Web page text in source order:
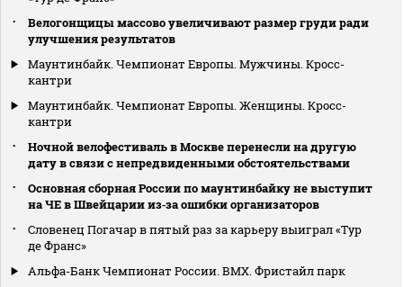
Велогонщицы массово увеличивают размер груди ради
улучшения результатов
Маунтинбайк. Чемпионат Европы. Мужчины. Кросс-
кантри
Маунтинбайк. Чемпионат Европы. Женщины. Кросс-
кантри
Ночной велофестиваль в Москве перенесли на другую
дату в связи с непредвиденными обстоятельствами
Основная сборная России по маунтинбайку не выступит
на ЧЕ в Швейцарии из‑за ошибки организаторов
Словенец Погачар в пятый раз за карьеру выиграл «Тур
де Франс»
Альфа-Банк Чемпионат России. BMX. Фристайл парк